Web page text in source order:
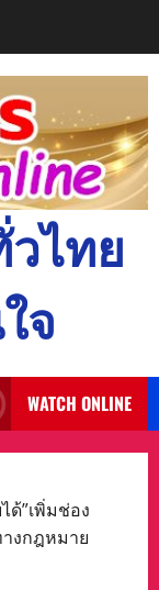
ไทย
จ
WATCH ONLINE
ด้”เพิ่มช่อง
งกฎหมาย